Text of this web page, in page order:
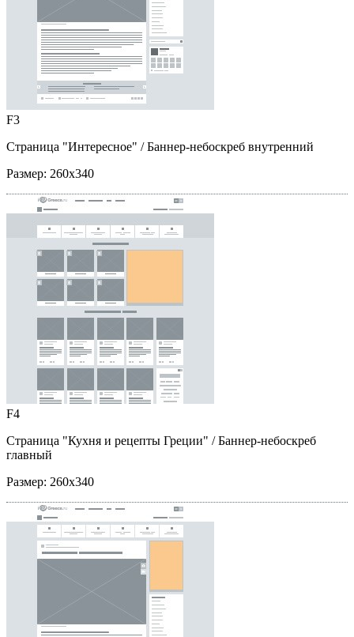
F3
Страница "Интересное" / Баннер-небоскреб внутренний
Размер: 260x340
F4
Страница "Кухня и рецепты Греции" / Баннер-небоскреб
главный
Размер: 260x340